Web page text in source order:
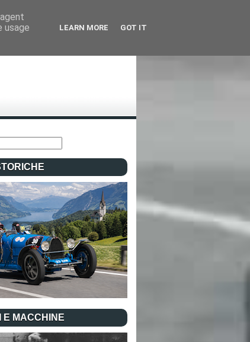
E MACCHINE
usage
LEARN MORE GOT IT